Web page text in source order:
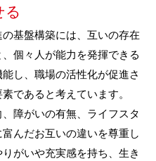
る
基盤構築には、互いの存在
個々人が能力を発揮できる
し、職場の活性化が促進さ
であると考えています。
障がいの有無、ライフスタ
んだお互いの違いを尊重し
がいや充実感を持ち、生き